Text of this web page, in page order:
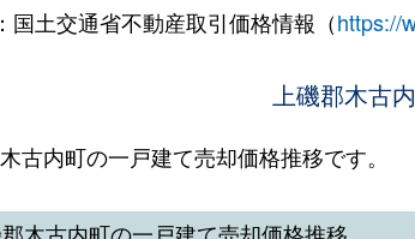
国土交通省不動産取引価格情報（https://
上磯郡木古
古内町の一戸建て売却価格推移です。
郡木古内町の一戸建て売却価格推移